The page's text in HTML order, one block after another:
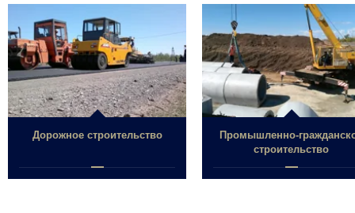
Дорожное строительство
Промышленно-
строительство